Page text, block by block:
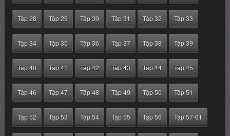
Tập 28 Tập 29 Tập 30 Tập 31 Tập 32 Tập 33
Tập 34 Tập 35 Tập 36 Tập 37 Tập 38 Tập 39
Tập 40 Tập 41 Tập 42 Tập 43 Tập 44 Tập 45
Tập 46 Tập 47 Tập 48 Tập 49 Tập 50 Tập 51
Tập 52 Tập 53 Tập 54 Tập 55 Tập 56 Tập 57-61